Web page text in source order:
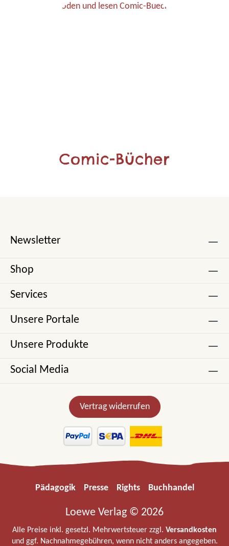
Comic-Bücher
Newsletter
Shop
Services
Unsere Portale
Unsere Produkte
Social Media
Vertrag widerrufen
Pädagogik Presse Rights Buchhandel
Loewe Verlag © 2026
Alle Preise inkl. gesetzl. Mehrwertsteuer zzgl. Versandkosten
und ggf. Nachnahmegebühren, wenn nicht anders angegeben.